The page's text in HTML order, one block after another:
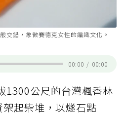
交錯，象徵賽德克女性的編織文化。
00:00 / 00:00
1300公尺的台灣楓香林
起柴堆，以燧石點